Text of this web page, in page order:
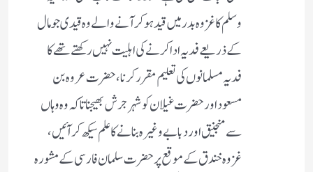
وسلم کا غزوہ بدر میں قید ہوکر آنے والے وہ قیدی جو مال
کے ذریعے فدیہ ادا کرنے کی اہلیت نہیں رکھتے تھےکا
فدیہ مسلمانوں کی تعلیم مقرر کرنا، حضرت عروہ بن
مسعود اور حضرت غیلان کو شہر جرش بھیجنا تاکہ وہ وہاں
سے منجنیق اور دبابے وغیرہ بنانے کا علم سیکھ کر آئیں،
غزوہ خندق کے موقع پر حضرت سلمان فارسی کے مشورہ